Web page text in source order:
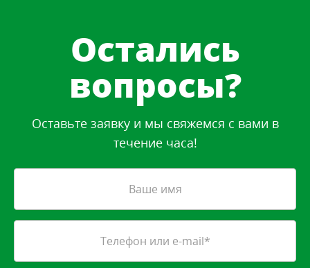
Остались
вопросы?
Оставьте заявку и мы свяжемся с вами в
течение часа!